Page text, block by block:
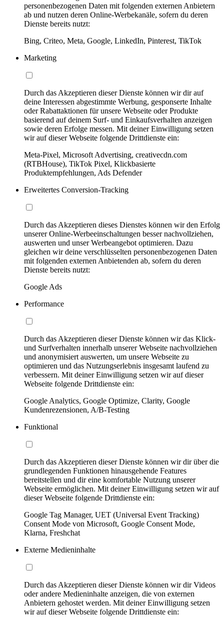
personenbezogenen Daten mit folgenden externen Anbietern
ab und nutzen deren Online-Werbekanäle, sofern du deren
Dienste bereits nutzt:
Bing, Criteo, Meta, Google, LinkedIn, Pinterest, TikTok
Marketing
Durch das Akzeptieren dieser Dienste können wir dir auf
deine Interessen abgestimmte Werbung, gesponserte Inhalte
oder Rabattaktionen für unsere Webseite oder Produkte
basierend auf deinem Surf- und Einkaufsverhalten anzeigen
sowie deren Erfolge messen. Mit deiner Einwilligung setzen
wir auf dieser Webseite folgende Drittdienste ein:
Meta-Pixel, Microsoft Advertising, creativecdn.com
(RTBHouse), TikTok Pixel, Klickbasierte
Produktempfehlungen, Ads Defender
Erweitertes Conversion-Tracking
Durch das Akzeptieren dieses Dienstes können wir den Erfolg
unserer Online-Werbeeinschaltungen besser nachvollziehen,
auswerten und unser Werbeangebot optimieren. Dazu
gleichen wir deine verschlüsselten personenbezogenen Daten
mit folgenden externen Anbietenden ab, sofern du deren
Dienste bereits nutzt:
Google Ads
Performance
Durch das Akzeptieren dieser Dienste können wir das Klick-
und Surfverhalten innerhalb unserer Webseite nachvollziehen
und anonymisiert auswerten, um unsere Webseite zu
optimieren und das Nutzungserlebnis insgesamt laufend zu
verbessern. Mit deiner Einwilligung setzen wir auf dieser
Webseite folgende Drittdienste ein:
Google Analytics, Google Optimize, Clarity, Google
Kundenrezensionen, A/B-Testing
Funktional
Durch das Akzeptieren dieser Dienste können wir dir über die
grundlegenden Funktionen hinausgehende Features
bereitstellen und dir eine komfortable Nutzung unserer
Webseite ermöglichen. Mit deiner Einwilligung setzen wir auf
dieser Webseite folgende Drittdienste ein:
Google Tag Manager, UET (Universal Event Tracking)
Consent Mode von Microsoft, Google Consent Mode,
Klarna, Freshchat
Externe Medieninhalte
Durch das Akzeptieren dieser Dienste können wir dir Videos
oder andere Medieninhalte anzeigen, die von externen
Anbietern gehostet werden. Mit deiner Einwilligung setzen
wir auf dieser Webseite folgende Drittdienste ein: